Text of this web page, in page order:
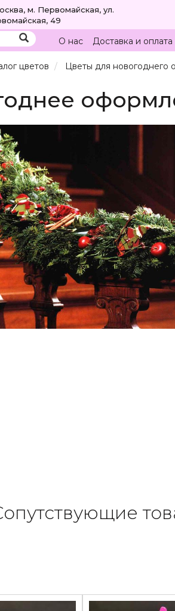
м. Первомайская, ул.
49
О нас Доставка и оплата
цветов Цветы для новогоднего